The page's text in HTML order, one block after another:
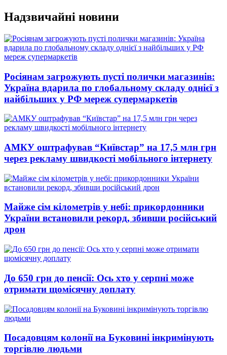
Перейти
до
вмісту
Надзвичайні новини
Росіянам загрожують пусті полички магазинів:
Україна вдарила по глобальному складу однієї з
найбільших у РФ мереж супермаркетів
АМКУ оштрафував “Київстар” на 17,5 млн грн
через рекламу швидкості мобільного інтернету
Майже сім кілометрів у небі: прикордонники
України встановили рекорд, збивши російський
дрон
До 650 грн до пенсії: Ось хто у серпні може
отримати щомісячну доплату
Посадовцям колонії на Буковині інкримінують
торгівлю людьми